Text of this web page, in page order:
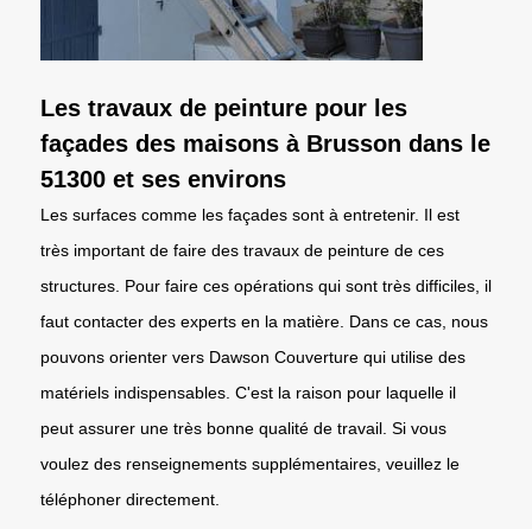
Les travaux de peinture pour les
façades des maisons à Brusson dans le
51300 et ses environs
Les surfaces comme les façades sont à entretenir. Il est
très important de faire des travaux de peinture de ces
structures. Pour faire ces opérations qui sont très difficiles, il
faut contacter des experts en la matière. Dans ce cas, nous
pouvons orienter vers Dawson Couverture qui utilise des
matériels indispensables. C'est la raison pour laquelle il
peut assurer une très bonne qualité de travail. Si vous
voulez des renseignements supplémentaires, veuillez le
téléphoner directement.